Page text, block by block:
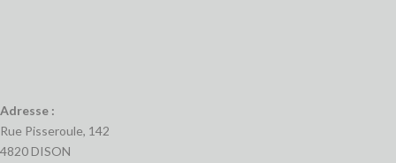
Adresse :
Rue Pisseroule, 142
4820 DISON